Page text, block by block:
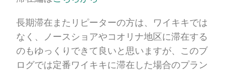
長期滞在またリピーターの方は、ワイキキでは
なく、ノースショアやコオリナ地区に滞在する
のもゆっくりできて良いと思いますが、このブ
ログでは定番ワイキキに滞在した場合のプラン